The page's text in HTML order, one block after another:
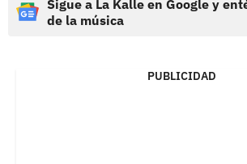
Sigue a La Kalle en Google y
de la música
PUBLICIDAD